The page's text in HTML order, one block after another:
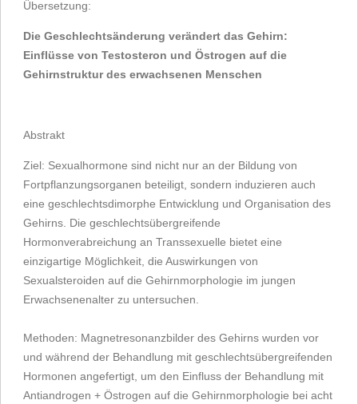
Übersetzung:
Die Geschlechtsänderung verändert das Gehirn:
Einflüsse von Testosteron und Östrogen auf die
Gehirnstruktur des erwachsenen Menschen
Abstrakt
Ziel: Sexualhormone sind nicht nur an der Bildung von
Fortpflanzungsorganen beteiligt, sondern induzieren auch
eine geschlechtsdimorphe Entwicklung und Organisation des
Gehirns. Die geschlechtsübergreifende
Hormonverabreichung an Transsexuelle bietet eine
einzigartige Möglichkeit, die Auswirkungen von
Sexualsteroiden auf die Gehirnmorphologie im jungen
Erwachsenenalter zu untersuchen.
Methoden: Magnetresonanzbilder des Gehirns wurden vor
und während der Behandlung mit geschlechtsübergreifenden
Hormonen angefertigt, um den Einfluss der Behandlung mit
Antiandrogen + Östrogen auf die Gehirnmorphologie bei acht